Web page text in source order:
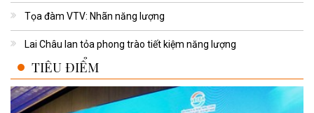
Tọa đàm VTV: Nhãn năng lượng
Lai Châu lan tỏa phong trào tiết kiệm năng lượng
TIÊU ĐIỂM